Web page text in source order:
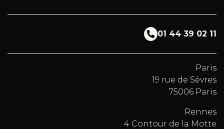
01 44 39 02 11
Paris
19 rue de Sèvres
75006 Paris
Rennes
4 Contour de la Motte